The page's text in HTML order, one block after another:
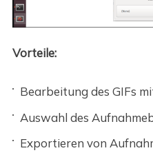
Vorteile:
Bearbeitung des GIFs
Auswahl des
Exportieren von